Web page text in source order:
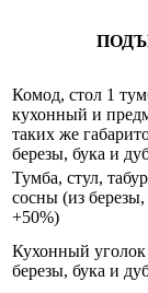
Комод, стол 1
кухонный и
таких же
березы, бука и
Тумба, стул,
сосны (из березы,
+50%)
Кухонный
березы, бука и